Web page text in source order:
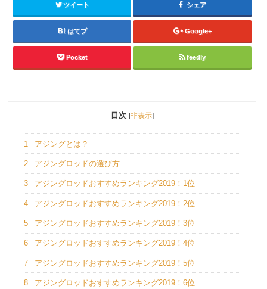
ツイート シェア
はてブ Google+
Pocket feedly
目次 [非表示]
1 アジングとは？
2 アジングロッドの選び方
3 アジングロッドおすすめランキング2019！1位
4 アジングロッドおすすめランキング2019！2位
5 アジングロッドおすすめランキング2019！3位
6 アジングロッドおすすめランキング2019！4位
7 アジングロッドおすすめランキング2019！5位
8 アジングロッドおすすめランキング2019！6位